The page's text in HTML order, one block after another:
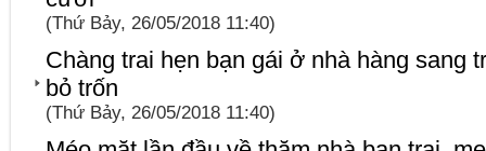
(Thứ Bảy, 26/05/2018 11:40)
Chàng trai hẹn bạn gái ở nhà hàng sang
bỏ trốn
(Thứ Bảy, 26/05/2018 11:40)